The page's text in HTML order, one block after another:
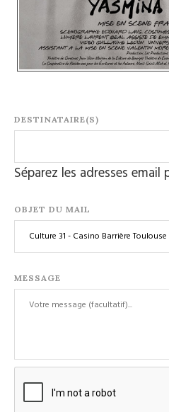
DESTINATAIRE(S)
Séparez les adresses email
OBJET DU MAIL
MESSAGE